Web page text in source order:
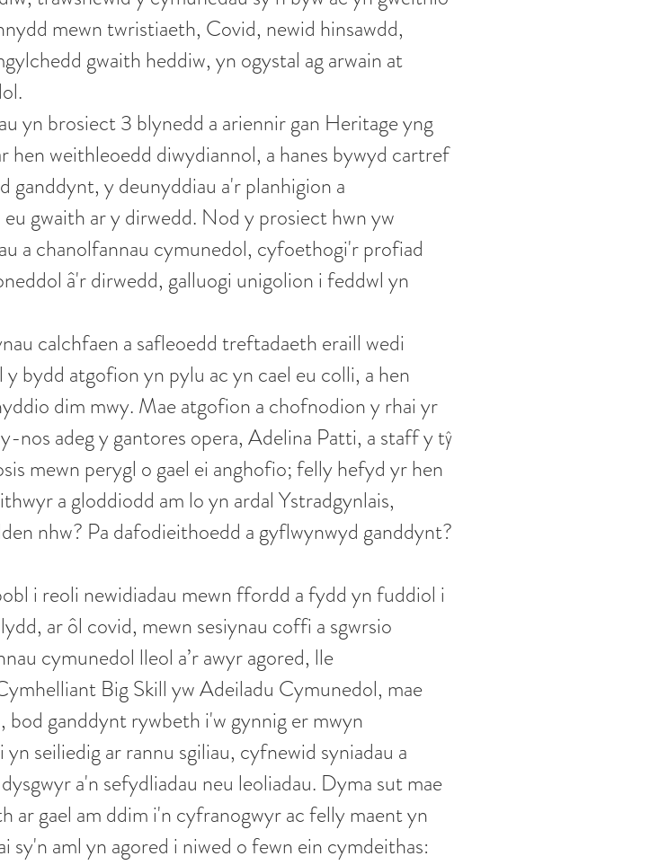
mewn twristiaeth, Covid, newid hinsawdd,
gwaith heddiw, yn ogystal ag arwain at
yn brosiect 3 blynedd a ariennir gan Heritage yng
hen weithleoedd diwydiannol, a hanes bywyd cartref
ganddynt, y deunyddiau a'r planhigion a
gwaith ar y dirwedd. Nod y prosiect hwn yw
a chanolfannau cymunedol, cyfoethogi'r profiad
â'r dirwedd, galluogi unigolion i feddwl yn
calchfaen a safleoedd treftadaeth eraill wedi
bydd atgofion yn pylu ac yn cael eu colli, a hen
dim mwy. Mae atgofion a chofnodion y rhai yr
adeg y gantores opera, Adelina Patti, a staff y tŷ
mewn perygl o gael ei anghofio; felly hefyd yr hen
a gloddiodd am lo yn ardal Ystradgynlais,
nhw? Pa dafodieithoedd a gyflwynwyd ganddynt?
i reoli newidiadau mewn ffordd a fydd yn fuddiol i
ar ôl covid, mewn sesiynau coffi a sgwrsio
cymunedol lleol a’r awyr agored, lle
Big Skill yw Adeiladu Cymunedol, mae
bod ganddynt rywbeth i'w gynnig er mwyn
seiliedig ar rannu sgiliau, cyfnewid syniadau a
a'n sefydliadau neu leoliadau. Dyma sut mae
ar gael am ddim i'n cyfranogwyr ac felly maent yn
aml yn agored i niwed o fewn ein cymdeithas: